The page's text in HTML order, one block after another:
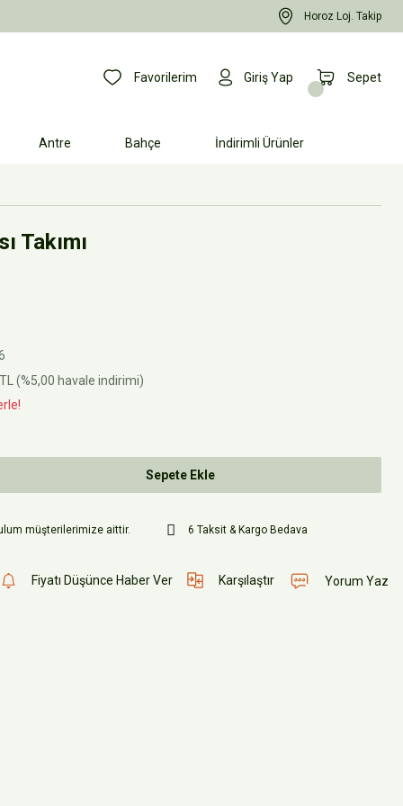
Horoz Loj. Takip
Favorilerim Giriş Yap Sepet
Antre Bahçe İndirimli Ürünler
Takımı
(%5,00 havale indirimi)
Sepete Ekle
müşterilerimize aittir. 6 Taksit & Kargo Bedava
Fiyatı Düşünce Haber Ver Karşılaştır Yorum Yaz